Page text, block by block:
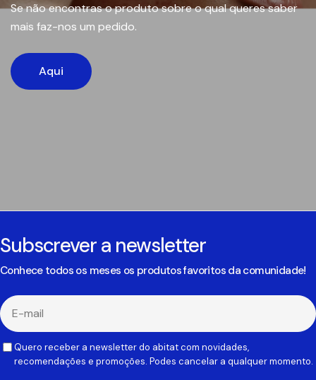
Se não encontras o produto sobre o qual queres saber
mais faz-nos um pedido.
Aqui
Subscrever a newsletter
Conhece todos os meses os produtos favoritos da comunidade!
E-
mail
Quero receber a newsletter do abitat com novidades,
recomendações e promoções. Podes cancelar a qualquer momento.